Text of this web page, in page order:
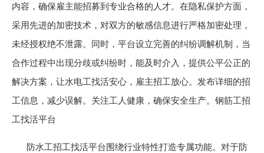
内容，确保雇主能招募到专业合格的人才。在隐私保护方面，
采用先进的加密技术，对双方的敏感信息进行严格加密处理，
未经授权绝不泄露。同时，平台设立完善的纠纷调解机制，当
合作过程中出现分歧或纠纷时，能及时介入，提供公平公正的
解决方案，让水电工找活安心，雇主招工放心。发布详细的招
工信息，减少误解。关注工人健康，确保安全生产。钢筋工招
工找活平台
防水工招工找活平台围绕行业特性打造专属功能。对于防